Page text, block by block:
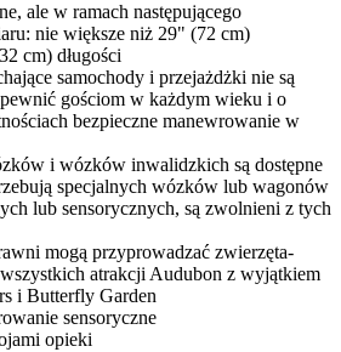
ale w ramach następującego
nie większe niż 29" (72 cm)
cm) długości
samochody i przejażdżki nie są
gościom w każdym wieku i o
bezpieczne manewrowanie w
i wózków inwalidzkich są dostępne
specjalnych wózków lub wagonów
lub sensorycznych, są zwolnieni z tych
mogą przyprowadzać zwierzęta-
atrakcji Audubon z wyjątkiem
i Butterfly Garden
sensoryczne
opieki